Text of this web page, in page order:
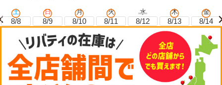
土
8/8
日
8/9
月
8/10
火
8/11
水
8/12
木
8/13
金
8/14